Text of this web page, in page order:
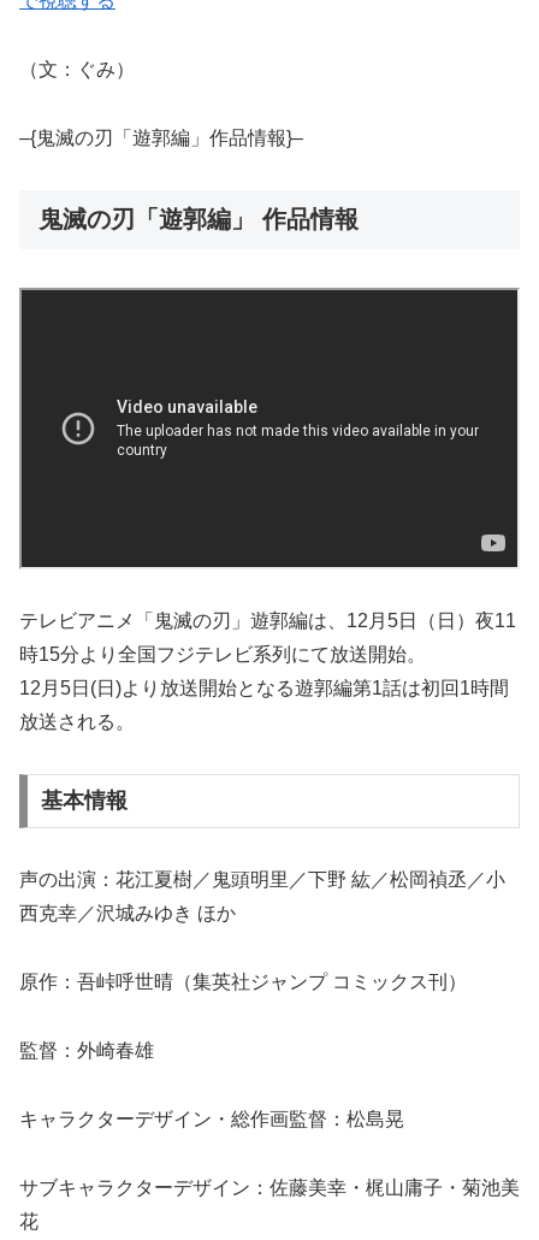
（文：ぐみ）
–{鬼滅の刃「遊郭編」作品情報}–
鬼滅の刃「遊郭編」 作品情報
テレビアニメ「鬼滅の刃」遊郭編は、12月5日（日）夜11
時15分より全国フジテレビ系列にて放送開始。
12月5日(日)より放送開始となる遊郭編第1話は初回1時間
放送される。
基本情報
声の出演：花江夏樹／鬼頭明里／下野 紘／松岡禎丞／小
西克幸／沢城みゆき ほか
原作：吾峠呼世晴（集英社ジャンプ コミックス刊）
監督：外崎春雄
キャラクターデザイン・総作画監督：松島晃
サブキャラクターデザイン：佐藤美幸・梶山庸子・菊池美
花